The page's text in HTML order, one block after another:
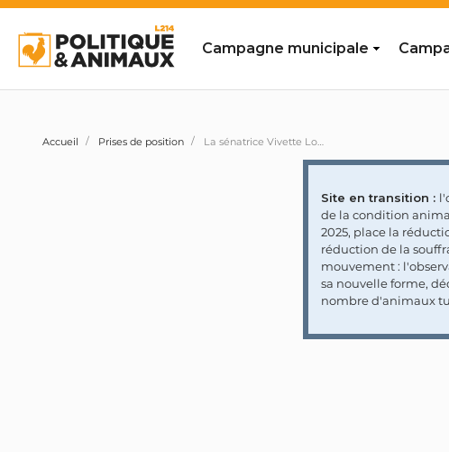
Campagne municipale
Accueil Prises de position La sénatrice Vivette Lopez demande au Gouvernement demande de limiter le renforcement de l'encadrement des élevages amateurs d' «animaux non domestiques pouvant être détenus en tant qu'animaux de compagnie»
Site en transition :
de la condition
2025, place la
réduction de la
mouvement :
sa nouvelle forme,
nombre d'animaux